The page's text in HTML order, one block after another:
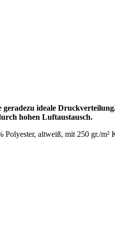
ideale
hohen Luftaustausch.
altweiß, mit 250 gr./